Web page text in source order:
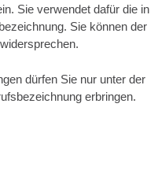
Sie verwendet dafür die in
Sie können der
dürfen Sie nur unter der
erbringen.